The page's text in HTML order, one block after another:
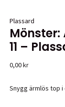
Plassard
Mönster:
11 –
0,00kr
Snygg ärmlös top